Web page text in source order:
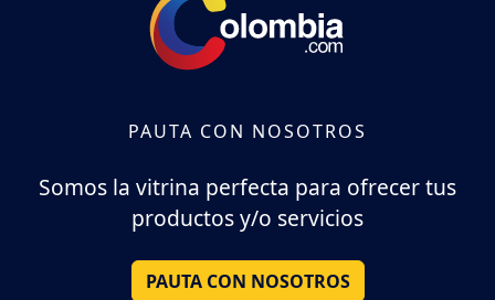
PAUTA CON NOSOTROS
Somos la vitrina perfecta para ofrecer tus
productos y/o servicios
PAUTA CON NOSOTROS